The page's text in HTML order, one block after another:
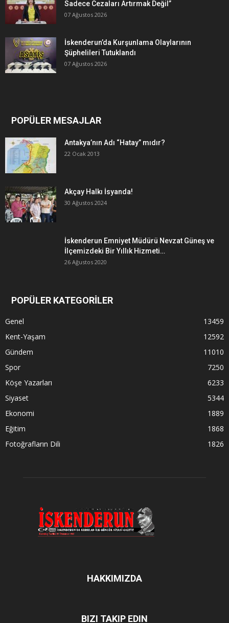
Sadece Cezaları Artırmak Değil”
07 Ağustos 2026
İskenderun’da Kurşunlama Olaylarının
Şüphelileri Tutuklandı
07 Ağustos 2026
POPÜLER MESAJLAR
Antakya’nın Adı “Hatay” mıdır?
22 Ocak 2013
Akçay Halkı İsyanda!
30 Ağustos 2024
İskenderun Emniyet Müdürü Nevzat Güneş ve
İlçemizdeki Bir Yıllık Hizmeti…
26 Ağustos 2020
POPÜLER KATEGORİLER
Genel
13459
Kent-Yaşam
12592
Gündem
11010
Spor
7250
Köşe Yazarları
6233
Siyaset
5344
Ekonomi
1889
Eğitim
1868
Fotoğrafların Dili
1826
HAKKIMIZDA
BIZI TAKIP EDIN